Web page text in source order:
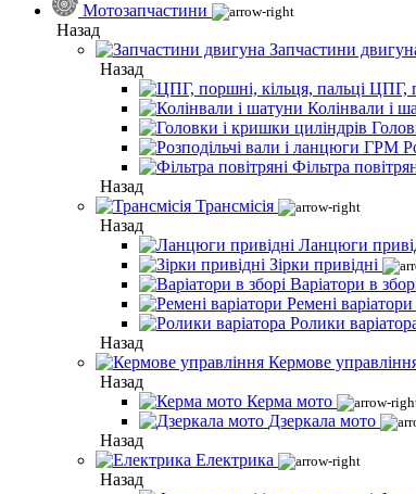
Мотозапчастини
Назад
Запчастини
Назад
ЦПГ,
Колінвали і
Фільтра
Назад
Трансмісія
Назад
Ланцюги
Зірки привідні
Варіатори в
Ремені варіатори
Ролики
Назад
Кермове
Назад
Керма мото
Дзеркала мото
Назад
Електрика
Назад